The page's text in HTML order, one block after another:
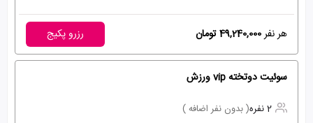
هر نفر49,240,000 تومان رزرو پکیج
سوئیت دوتخته vip ورزش
2 نفره
( بدون نفر اضافه )